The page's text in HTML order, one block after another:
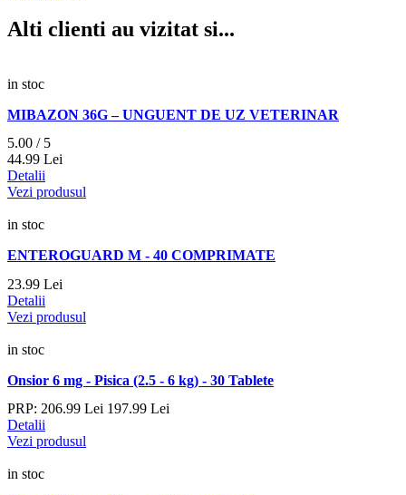
Alti clienti au vizitat si...
in stoc
MIBAZON 36G – UNGUENT DE UZ VETERINAR
5.00 / 5
44.99 Lei
Detalii
Vezi produsul
in stoc
ENTEROGUARD M - 40 COMPRIMATE
23.99 Lei
Detalii
Vezi produsul
in stoc
Onsior 6 mg - Pisica (2.5 - 6 kg) - 30 Tablete
PRP: 206.99 Lei 197.99 Lei
Detalii
Vezi produsul
in stoc